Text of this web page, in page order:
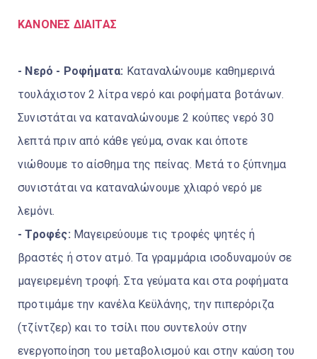
ΚΑΝΟΝΕΣ ΔΙΑΙΤΑΣ
- Νερό - Ροφήματα: Καταναλώνουμε καθημερινά
τουλάχιστον 2 λίτρα νερό και ροφήματα βοτάνων.
Συνιστάται να καταναλώνουμε 2 κούπες νερό 30
λεπτά πριν από κάθε γεύμα, σνακ και όποτε
νιώθουμε το αίσθημα της πείνας. Μετά το ξύπνημα
συνιστάται να καταναλώνουμε χλιαρό νερό με
λεμόνι.
- Τροφές: Μαγειρεύουμε τις τροφές ψητές ή
βραστές ή στον ατμό. Τα γραμμάρια ισοδυναμούν σε
μαγειρεμένη τροφή. Στα γεύματα και στα ροφήματα
προτιμάμε την κανέλα Κεϋλάνης, την πιπερόριζα
(τζίντζερ) και το τσίλι που συντελούν στην
ενεργοποίηση του μεταβολισμού και στην καύση του